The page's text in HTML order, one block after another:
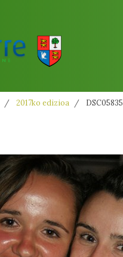
2017ko edizioa DSC05835